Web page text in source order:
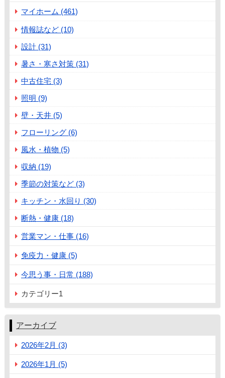
マイホーム (461)
情報誌など (10)
設計 (31)
暑さ・寒さ対策 (31)
中古住宅 (3)
照明 (9)
壁・天井 (5)
フローリング (6)
風水・植物 (5)
収納 (19)
季節の対策など (3)
キッチン・水回り (30)
断熱・健康 (18)
営業マン・仕事 (16)
免疫力・健康 (5)
今思う事・日常 (188)
カテゴリー1
アーカイブ
2026年2月 (3)
2026年1月 (5)